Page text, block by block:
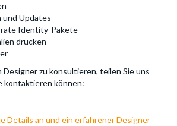
Updates
Identity-Pakete
drucken
Designer zu konsultieren, teilen Sie uns
kontaktieren können:
Details an und ein erfahrener Designer